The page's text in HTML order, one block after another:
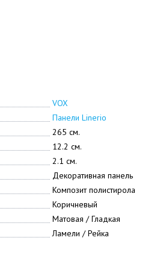
VOX
Панели Linerio
265 см.
12.2 см.
2.1 см.
Декоративная панель
Композит полистирола
Коричневый
Матовая / Гладкая
Ламели / Рейка